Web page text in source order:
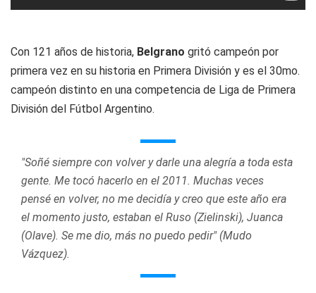
Con 121 años de historia, Belgrano gritó campeón por
primera vez en su historia en Primera División y es el 30mo.
campeón distinto en una competencia de Liga de Primera
División del Fútbol Argentino.
"Soñé siempre con volver y darle una alegría a toda esta
gente. Me tocó hacerlo en el 2011. Muchas veces
pensé en volver, no me decidía y creo que este año era
el momento justo, estaban el Ruso (Zielinski), Juanca
(Olave). Se me dio, más no puedo pedir" (Mudo
Vázquez).